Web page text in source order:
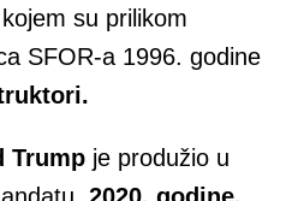
su prilikom
SFOR-a 1996. godine
Trump je produžio u